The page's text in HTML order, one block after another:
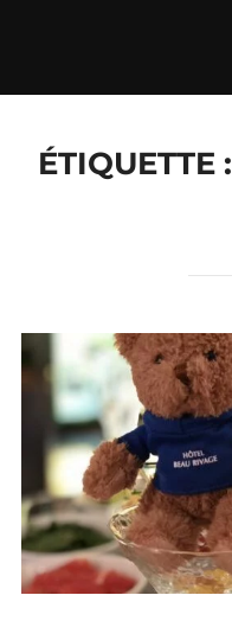
ÉTIQUETTE :